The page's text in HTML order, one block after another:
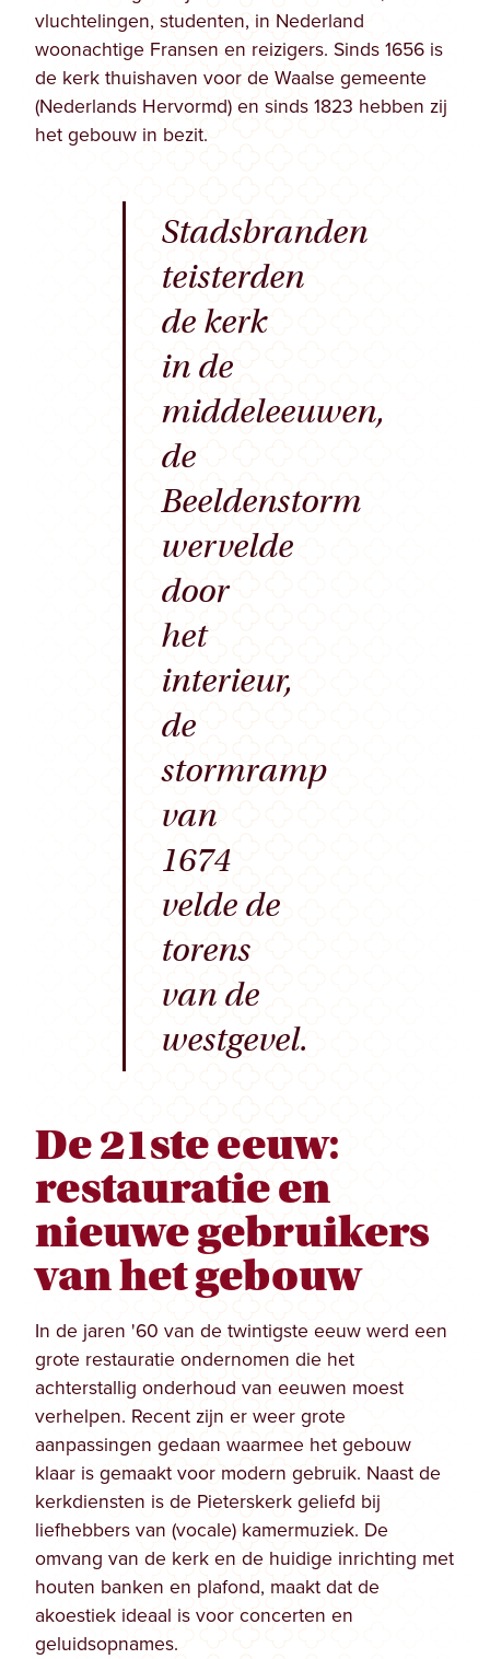
vluchtelingen, studenten, in Nederland
woonachtige Fransen en reizigers. Sinds 1656 is
de kerk thuishaven voor de Waalse gemeente
(Nederlands Hervormd) en sinds 1823 hebben zij
het gebouw in bezit.
Stadsbranden
teisterden
de kerk
in de
middeleeuwen,
de
Beeldenstorm
wervelde
door
het
interieur,
de
stormramp
van
1674
velde de
torens
van de
westgevel.
De 21ste eeuw:
restauratie en
nieuwe gebruikers
van het gebouw
In de jaren '60 van de twintigste eeuw werd een
grote restauratie ondernomen die het
achterstallig onderhoud van eeuwen moest
verhelpen. Recent zijn er weer grote
aanpassingen gedaan waarmee het gebouw
klaar is gemaakt voor modern gebruik. Naast de
kerkdiensten is de Pieterskerk geliefd bij
liefhebbers van (vocale) kamermuziek. De
omvang van de kerk en de huidige inrichting met
houten banken en plafond, maakt dat de
akoestiek ideaal is voor concerten en
geluidsopnames.